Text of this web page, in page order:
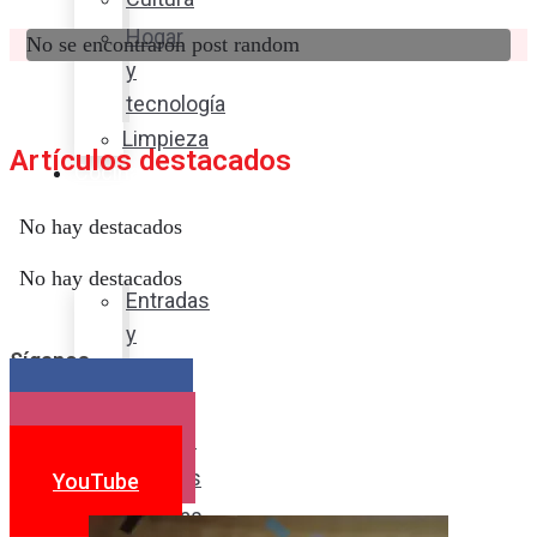
Hogar
y
tecnología
Limpieza
Cocina
sabor
Entradas
y
Postres
Bebidas
No se encontraron post random
Artículos destacados
No hay destacados
No hay destacados
Síganos
YouTube